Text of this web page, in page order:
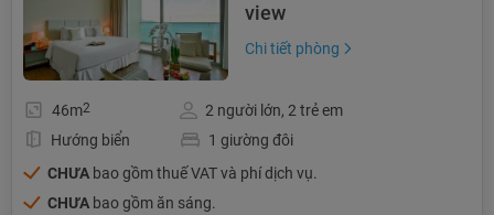
view
Chi tiết phòng
46m2
2 người lớn, 2 trẻ em
Hướng biển
1 giường đôi
CHƯA bao gồm thuế VAT và phí dịch vụ.
CHƯA bao gồm ăn sáng.